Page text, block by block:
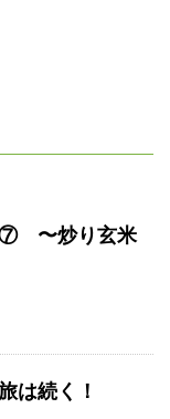
⑦ 〜炒り玄米
は続く！